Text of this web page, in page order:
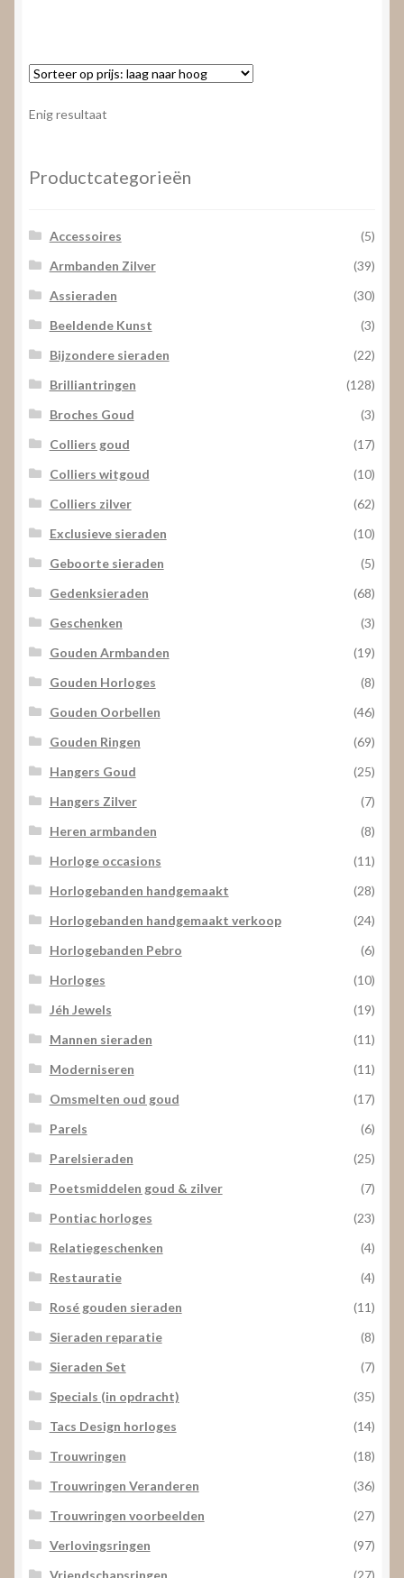
Enig resultaat
Productcategorieën
Accessoires
(5)
Armbanden Zilver
(39)
Assieraden
(30)
Beeldende Kunst
(3)
Bijzondere sieraden
(22)
Brilliantringen
(128)
Broches Goud
(3)
Colliers goud
(17)
Colliers witgoud
(10)
Colliers zilver
(62)
Exclusieve sieraden
(10)
Geboorte sieraden
(5)
Gedenksieraden
(68)
Geschenken
(3)
Gouden Armbanden
(19)
Gouden Horloges
(8)
Gouden Oorbellen
(46)
Gouden Ringen
(69)
Hangers Goud
(25)
Hangers Zilver
(7)
Heren armbanden
(8)
Horloge occasions
(11)
Horlogebanden handgemaakt
(28)
Horlogebanden handgemaakt verkoop
(24)
Horlogebanden Pebro
(6)
Horloges
(10)
Jéh Jewels
(19)
Mannen sieraden
(11)
Moderniseren
(11)
Omsmelten oud goud
(17)
Parels
(6)
Parelsieraden
(25)
Poetsmiddelen goud & zilver
(7)
Pontiac horloges
(23)
Relatiegeschenken
(4)
Restauratie
(4)
Rosé gouden sieraden
(11)
Sieraden reparatie
(8)
Sieraden Set
(7)
Specials (in opdracht)
(35)
Tacs Design horloges
(14)
Trouwringen
(18)
Trouwringen Veranderen
(36)
Trouwringen voorbeelden
(27)
Verlovingsringen
(97)